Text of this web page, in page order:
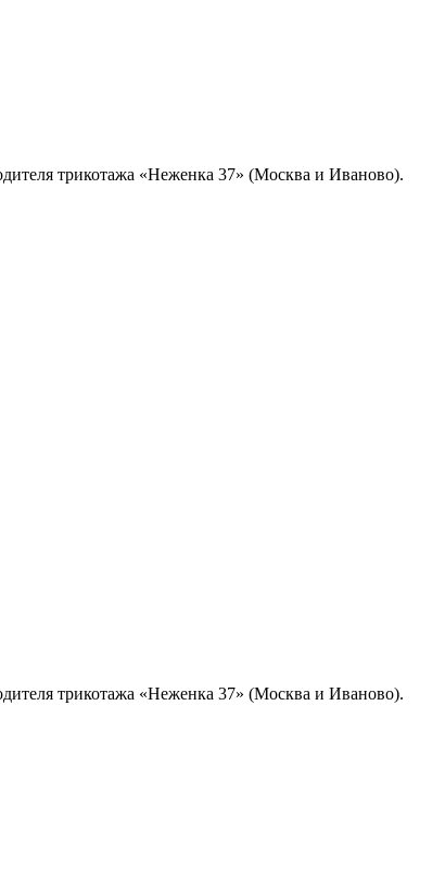
трикотажа «Неженка 37» (Москва и Иваново).
трикотажа «Неженка 37» (Москва и Иваново).